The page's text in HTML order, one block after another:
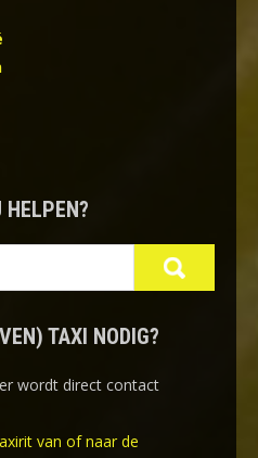
HELPEN?
TAXI NODIG?
wordt direct contact
van of naar de